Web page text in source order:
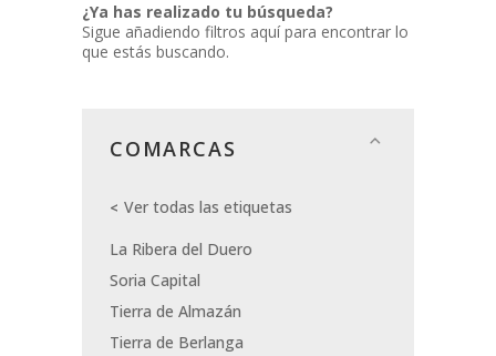
¿Ya has realizado tu búsqueda?
Sigue añadiendo filtros aquí para encontrar lo
que estás buscando.
COMARCAS
Ver todas las etiquetas
La Ribera del Duero
Soria Capital
Tierra de Almazán
Tierra de Berlanga